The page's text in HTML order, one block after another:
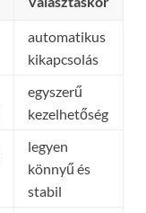
automatikus
kikapcsolás
egyszerű
kezelhetőség
legyen
könnyű és
stabil